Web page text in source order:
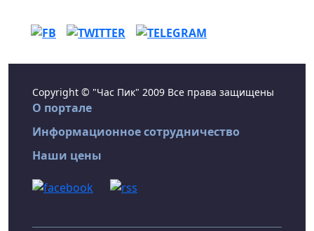
Copyright © "Час Пик" 2009 Все права защищены
О портале
Информационное сотрудничество
Наши цены